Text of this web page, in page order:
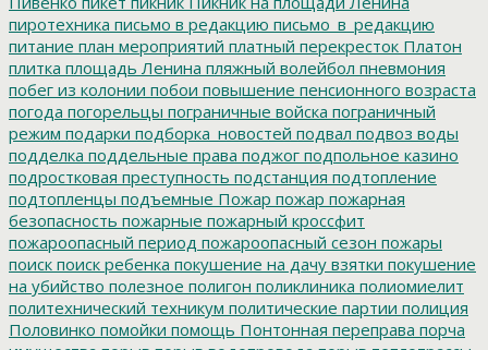
пиротехника письмо в редакцию письмо_в_редакцию
питание план мероприятий платный перекресток Платон
плитка площадь Ленина пляжный волейбол пневмония
побег из колонии побои повышение пенсионного возраста
погода погорельцы пограничные войска пограничный
режим подарки подборка_новостей подвал подвоз воды
подделка поддельные права поджог подпольное казино
подростковая преступность подстанция подтопление
подтопленцы подъемные Пожар пожар пожарная
безопасность пожарные пожарный кроссфит
пожароопасный период пожароопасный сезон пожары
поиск поиск ребенка покушение на дачу взятки покушение
на убийство полезное полигон поликлиника полиомиелит
политехнический техникум политические партии полиция
Половинко помойки помощь Понтонная переправа порча